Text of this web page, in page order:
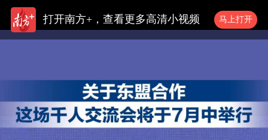
打开南方+，查看更多高清小视频 马上打开